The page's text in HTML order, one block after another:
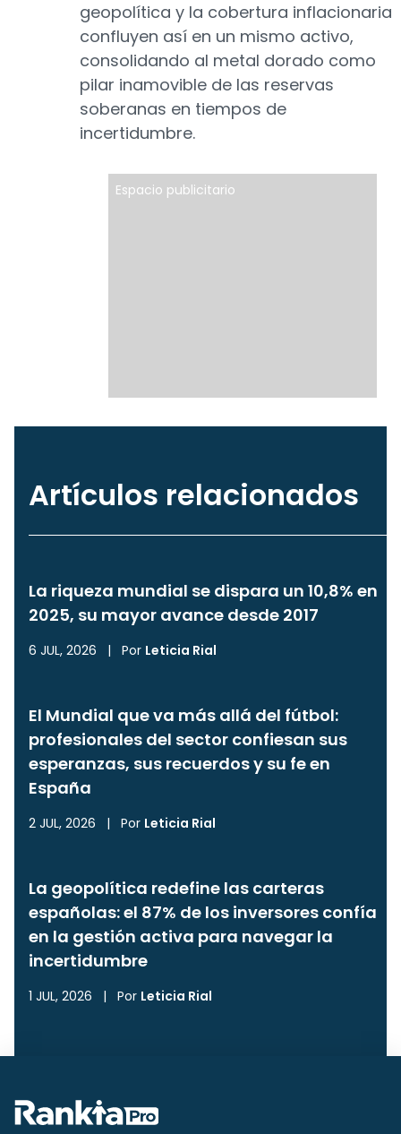
geopolítica y la cobertura inflacionaria
confluyen así en un mismo activo,
consolidando al metal dorado como
pilar inamovible de las reservas
soberanas en tiempos de
incertidumbre.
Espacio publicitario
Artículos relacionados
La riqueza mundial se dispara un 10,8% en
2025, su mayor avance desde 2017
6 JUL, 2026 | Por Leticia Rial
El Mundial que va más allá del fútbol:
profesionales del sector confiesan sus
esperanzas, sus recuerdos y su fe en
España
2 JUL, 2026 | Por Leticia Rial
La geopolítica redefine las carteras
españolas: el 87% de los inversores confía
en la gestión activa para navegar la
incertidumbre
1 JUL, 2026 | Por Leticia Rial